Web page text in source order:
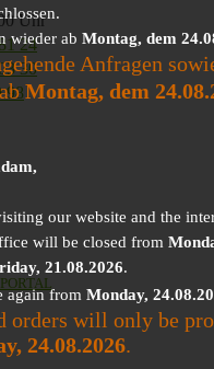
Uhr
24
30
98
wieder ab Montag, dem
Anfragen
Montag, dem
our website and the
will be closed from
21.08.2026.
again from Monday,
orders will only be
24.08.2026.